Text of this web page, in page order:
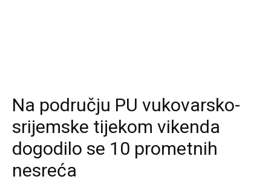
Na području PU vukovarsko-
srijemske tijekom vikenda
dogodilo se 10 prometnih
nesreća